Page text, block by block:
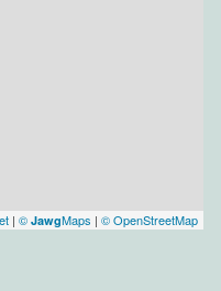
| © JawgMaps | © OpenStreetMap